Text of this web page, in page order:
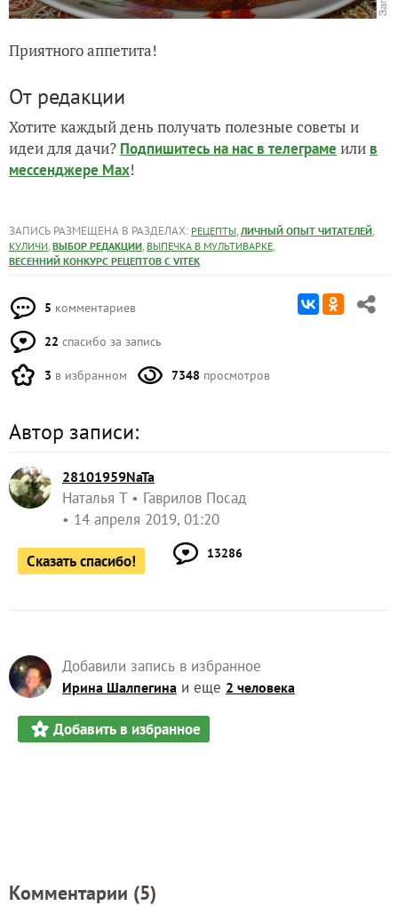
Приятного аппетита!
От редакции
Хотите каждый день получать полезные советы и
идеи для дачи? Подпишитесь на нас в телеграме или в
мессенджере Max!
ЗАПИСЬ РАЗМЕЩЕНА В РАЗДЕЛАХ: РЕЦЕПТЫ, ЛИЧНЫЙ ОПЫТ ЧИТАТЕЛЕЙ,
КУЛИЧИ, ВЫБОР РЕДАКЦИИ, ВЫПЕЧКА В МУЛЬТИВАРКЕ,
ВЕСЕННИЙ КОНКУРС РЕЦЕПТОВ С VITEK
5 комментариев
22 спасибо за запись
3 в избранном 7348 просмотров
Автор записи:
28101959NaTa
Наталья Т
Гаврилов Посад
14 апреля 2019, 01:20
Сказать спасибо! 13286
Добавили запись в избранное
Ирина Шалпегина и еще 2 человека
Добавить в избранное
Комментарии (5)